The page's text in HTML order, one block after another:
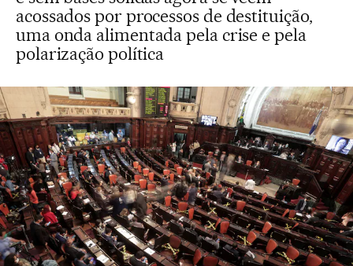
acossados por processos de destituição,
uma onda alimentada pela crise e pela
polarização política